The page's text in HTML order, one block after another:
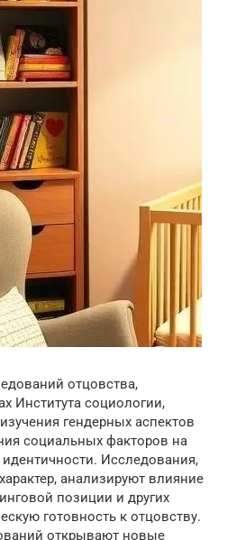
отцовства,
Института социологии,
гендерных аспектов
социальных факторов на
Исследования,
анализируют влияние
позиции и других
готовность к отцовству.
открывают новые